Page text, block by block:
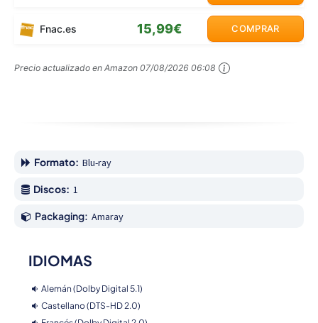
Fnac.es 15,99€ COMPRAR
Precio actualizado en Amazon 07/08/2026 06:08
Formato: Blu-ray
Discos: 1
Packaging: Amaray
IDIOMAS
Alemán (Dolby Digital 5.1)
Castellano (DTS-HD 2.0)